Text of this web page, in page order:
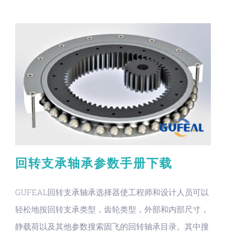
回转支承轴承参数手册下载
GUFEAL回转支承轴承选择器使工程师和设计人员可以
轻松地按回转支承类型，齿轮类型，外部和内部尺寸，
静载荷以及其他参数搜索固飞的回转轴承目录。其中搜